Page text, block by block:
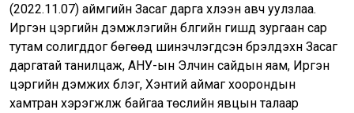
(2022.11.07) аймгийн Засаг дарга хүлээн авч уулзлаа.
Иргэн цэргийн дэмжлэгийн бүлгийн гишүүд зургаан сар
тутам солигддог бөгөөд шинэчлэгдсэн бүрэлдэхүүн Засаг
даргатай танилцаж, АНУ-ын Элчин сайдын яам, Иргэн
цэргийн дэмжих бүлэг, Хэнтий аймаг хоорондын
хамтран хэрэгжүүлж байгаа төслийн явцын талаар